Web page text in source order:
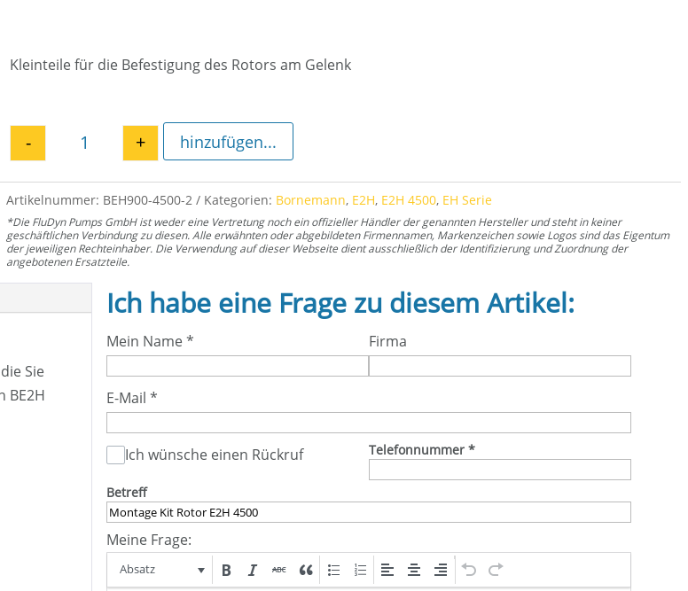
Kleinteile für die Befestigung des Rotors am Gelenk
Montage Kit Rotor E2H 4500 Menge
- + hinzufügen...
Artikelnummer: BEH900-4500-2 Kategorien: Bornemann, E2H, E2H 4500, EH Serie
*Die FluDyn Pumps GmbH ist weder eine Vertretung noch ein offizieller Händler der genannten Hersteller und steht in keiner
geschäftlichen Verbindung zu diesen. Alle erwähnten oder abgebildeten Firmennamen, Markenzeichen sowie Logos sind das Eigentum
der jeweiligen Rechteinhaber. Die Verwendung auf dieser Webseite dient ausschließlich der Identifizierung und Zuordnung der
angebotenen Ersatzteile.
Sie
BE2H
Ich habe eine Frage zu diesem Artikel:
Mein Name* Firma
E-Mail *
Ich wünsche einen Rückruf Telefonnummer *
Betreff
Meine Frage:
Absatz